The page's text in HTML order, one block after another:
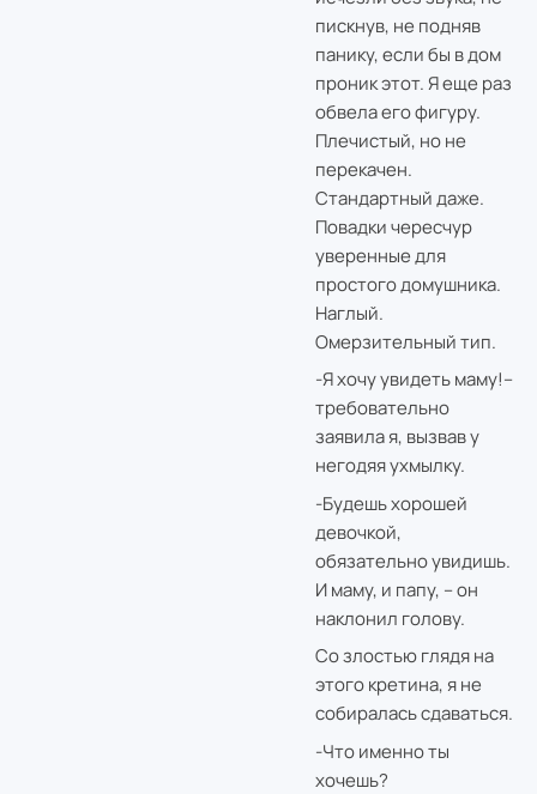
пискнув, не подняв
панику, если бы в дом
проник этот. Я еще раз
обвела его фигуру.
Плечистый, но не
перекачен.
Стандартный даже.
Повадки чересчур
уверенные для
простого домушника.
Наглый.
Омерзительный тип.
-Я хочу увидеть маму!–
требовательно
заявила я, вызвав у
негодяя ухмылку.
-Будешь хорошей
девочкой,
обязательно увидишь.
И маму, и папу, – он
наклонил голову.
Со злостью глядя на
этого кретина, я не
собиралась сдаваться.
-Что именно ты
хочешь?